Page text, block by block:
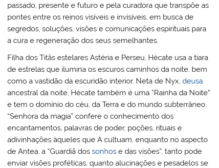
passado, presente e futuro e pela curadora que transpõe as
pontes entre os reinos visíveis e invisíveis, em busca de
segredos, soluções, visões e comunicações espirituais para
a cura e regeneração dos seus semelhantes.
Filha dos Titãs estelares Astéria e Perseu, Hécate usa a tiara
de estrelas que ilumina os escuros caminhos da noite, bem
como a vastidão da escuridão interior. Neta de Nyx,deusa
ancestral da noite, Hécate também é uma “Rainha da Noite”
e tem o domínio do céu, da Terra e do mundo subterrâneo.
“Senhora da magia” confere o conhecimento dos
encantamentos, palavras de poder, poções, rituais e
adivinhações àqueles que A cultuam, enquanto no aspecto
de Antea, a “Guardiã dossonhos e das visões”, tanto pode
enviar visões proféticas, quanto alucinações e pesadelos se